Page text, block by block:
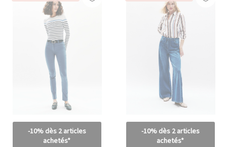
-10% dès 2 articles
achetés*
-10% dès 2 articles
achetés*